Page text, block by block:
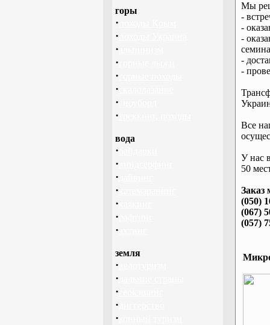
горы
·
·
·
·
·
·
·
·
вода
·
·
·
·
·
·
·
земля
·
·
·
·
·
Мы
-
-
-
-
-
Все
У нас
50
Заказ
(050)
(067)
(057)